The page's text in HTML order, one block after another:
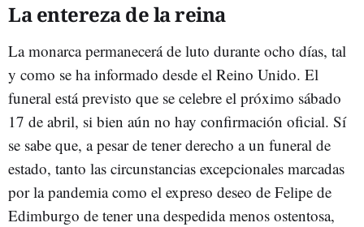
La entereza de la reina
La monarca permanecerá de luto durante ocho días, tal
y como se ha informado desde el Reino Unido. El
funeral está previsto que se celebre el próximo sábado
17 de abril, si bien aún no hay confirmación oficial. Sí
se sabe que, a pesar de tener derecho a un funeral de
estado, tanto las circunstancias excepcionales marcadas
por la pandemia como el expreso deseo de Felipe de
Edimburgo de tener una despedida menos ostentosa,